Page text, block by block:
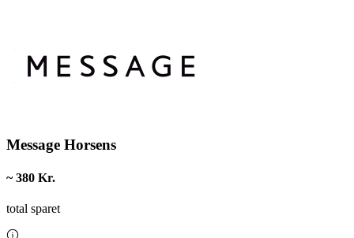
Message Horsens
~ 380 Kr.
total sparet